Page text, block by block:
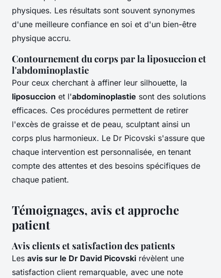
physiques. Les résultats sont souvent synonymes
d'une meilleure confiance en soi et d'un bien-être
physique accru.
Contournement du corps par la liposuccion et
l'abdominoplastie
Pour ceux cherchant à affiner leur silhouette, la
liposuccion et l'abdominoplastie sont des solutions
efficaces. Ces procédures permettent de retirer
l'excès de graisse et de peau, sculptant ainsi un
corps plus harmonieux. Le Dr Picovski s'assure que
chaque intervention est personnalisée, en tenant
compte des attentes et des besoins spécifiques de
chaque patient.
Témoignages, avis et approche
patient
Avis clients et satisfaction des patients
Les avis sur le Dr David Picovski révèlent une
satisfaction client remarquable, avec une note